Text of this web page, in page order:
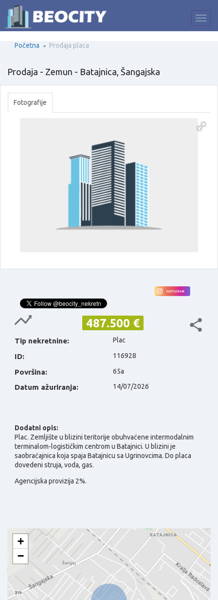
Početna Prodaja placa
Prodaja - Zemun - Batajnica, Šangajska
Fotografije
487.500 €
Tip nekretnine: Plac
ID: 116928
Površina: 65a
Datum ažuriranja: 14/07/2026
Dodatni opis:
Plac. Zemljište u blizini teritorije obuhvaćene intermodalnim
terminalom-logističkim centrom u Batajnici. U blizini je
saobraćajnica koja spaja Batajnicu sa Ugrinovcima. Do placa
dovedeni struja, voda, gas.
Agencijska provizija 2%.
+
−